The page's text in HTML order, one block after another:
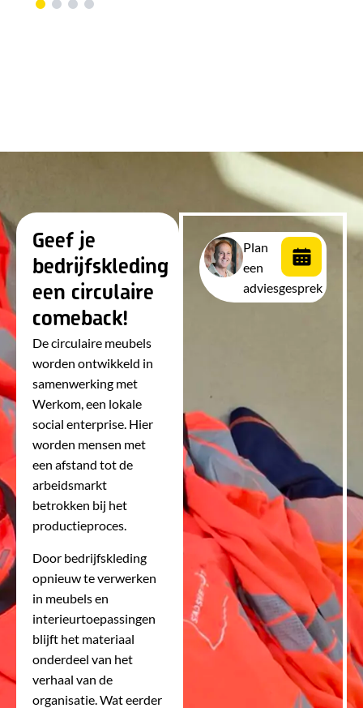
Geef je
bedrijfskleding
een circulaire
comeback!
De circulaire meubels
worden ontwikkeld in
samenwerking met
Werkom, een lokale
social enterprise. Hier
worden mensen met
een afstand tot de
arbeidsmarkt
betrokken bij het
productieproces.
Door bedrijfskleding
opnieuw te verwerken
in meubels en
interieurtoepassingen
blijft het materiaal
onderdeel van het
verhaal van de
organisatie. Wat eerder
Plan
een
adviesgesprek